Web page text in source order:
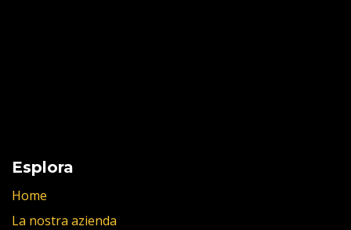
Esplora
Home
La nostra azienda